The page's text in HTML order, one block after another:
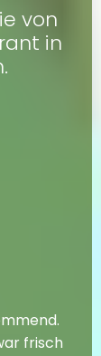
von
in
frisch